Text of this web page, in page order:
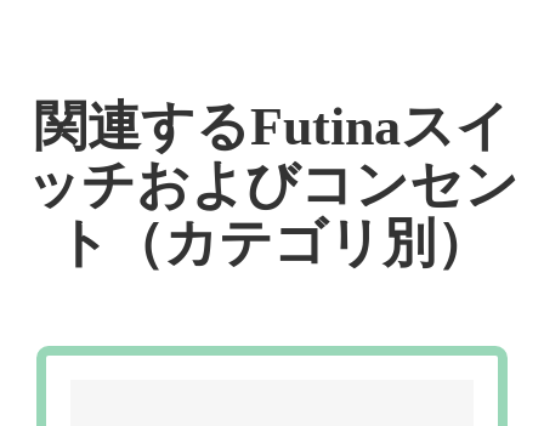
関連するFutinaスイ
ッチおよびコンセン
ト（カテゴリ別）